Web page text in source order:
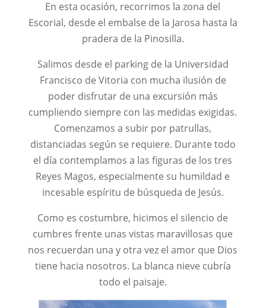
En esta ocasión, recorrimos la zona del
Escorial, desde el embalse de la Jarosa hasta la
pradera de la Pinosilla.
Salimos desde el parking de la Universidad
Francisco de Vitoria con mucha ilusión de
poder disfrutar de una excursión más
cumpliendo siempre con las medidas exigidas.
Comenzamos a subir por patrullas,
distanciadas según se requiere. Durante todo
el día contemplamos a las figuras de los tres
Reyes Magos, especialmente su humildad e
incesable espíritu de búsqueda de Jesús.
Como es costumbre, hicimos el silencio de
cumbres frente unas vistas maravillosas que
nos recuerdan una y otra vez el amor que Dios
tiene hacia nosotros. La blanca nieve cubría
todo el paisaje.